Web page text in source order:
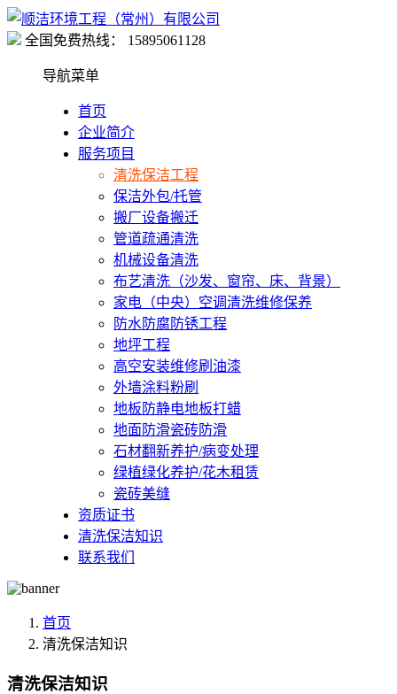
全国免费热线： 15895061128
导航菜单
首页
企业简介
服务项目
清洗保洁工程
保洁外包/托管
搬厂设备搬迁
管道疏通清洗
机械设备清洗
布艺清洗（沙发、窗帘、床、背景）
家电（中央）空调清洗维修保养
防水防腐防锈工程
地坪工程
高空安装维修刷油漆
外墙涂料粉刷
地板防静电地板打蜡
地面防滑瓷砖防滑
石材翻新养护/病变处理
绿植绿化养护/花木租赁
瓷砖美缝
资质证书
清洗保洁知识
联系我们
首页
清洗保洁知识
清洗保洁知识